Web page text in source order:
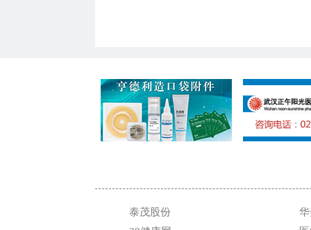
泰茂股份